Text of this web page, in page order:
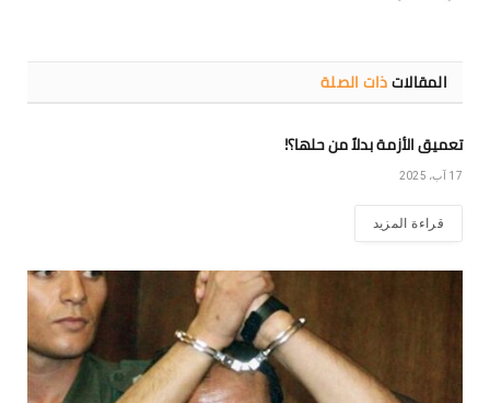
المقالاتذات الصلة
تعميق الأزمة بدلاً من حلها؟!
17 آب، 2025
قراءة المزيد